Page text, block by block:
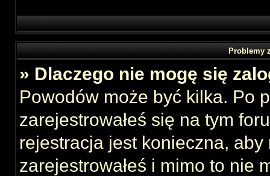
Problemy
» Dlaczego nie mogę się
Powodów może być kilka. Po
zarejestrowałeś się na tym
rejestracja jest konieczna,
zarejestrowałeś i mimo to nie